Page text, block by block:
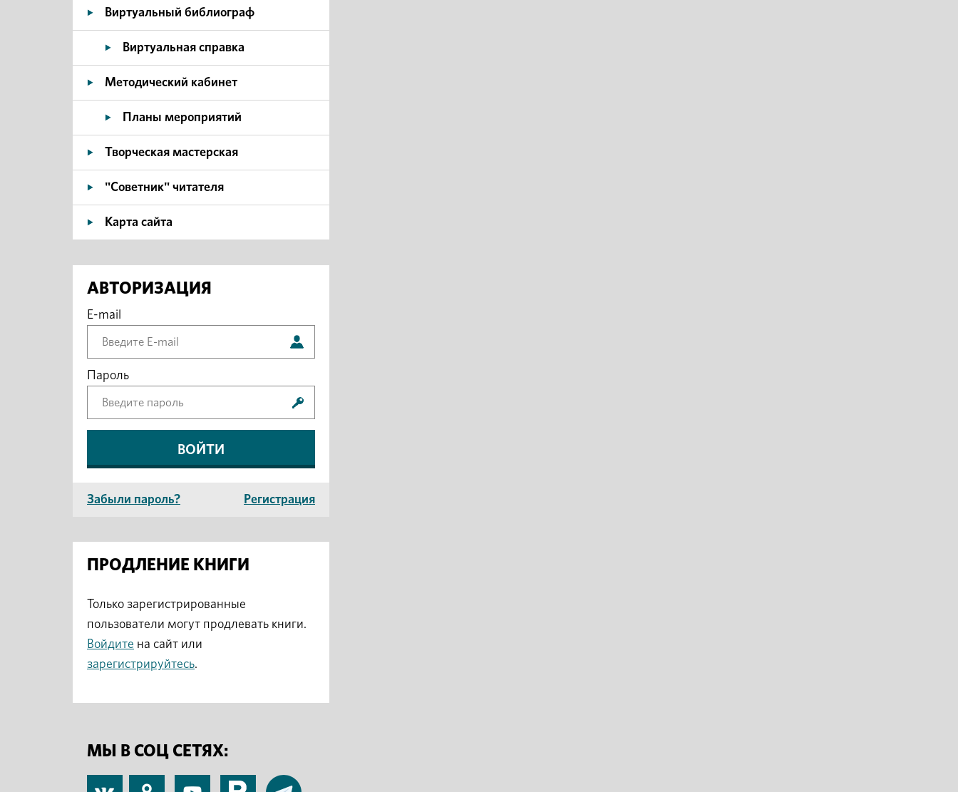
Виртуальный библиограф
Виртуальная справка
Методический кабинет
Планы мероприятий
Творческая мастерская
"Советник" читателя
Карта сайта
АВТОРИЗАЦИЯ
E-mail
Пароль
Забыли пароль? Регистрация
ПРОДЛЕНИЕ КНИГИ
Только зарегистрированные
пользователи могут продлевать книги.
Войдите на сайт или
зарегистрируйтесь.
МЫ В СОЦ СЕТЯХ:
Одноклассники
YouTube RuTube Telegram